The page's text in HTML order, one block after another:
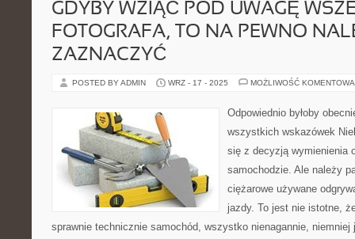
GDYBY WZIĄĆ POD UWAGĘ
FOTOGRAFA, TO NA PEWNO
ZAZNACZYĆ
POSTED BY ADMIN WRZ - 17 - 2025 MOŻLIWOŚĆ
Odpowiednio byłoby
wszystkich wskazówek
się z decyzją wymienienia
samochodzie. Ale należy
ciężarowe używane
jazdy. To jest nie istotne,
sprawnie technicznie samochód, wszystko nienagannie,